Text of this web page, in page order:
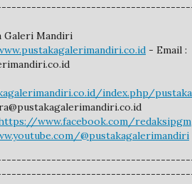
Galeri Mandiri
- Email :
index.php/
www.facebook.com/redaksipgm
@pustakagalerimandiri